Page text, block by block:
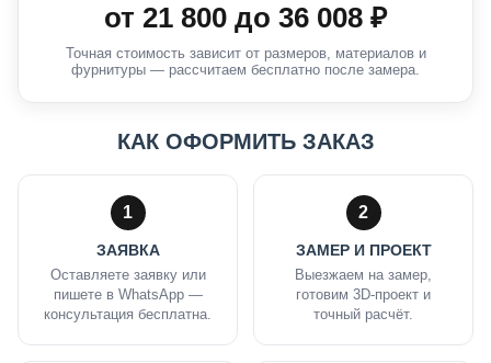
от 21 800 до 36 008 ₽
Точная стоимость зависит от размеров, материалов и
фурнитуры — рассчитаем бесплатно после замера.
КАК ОФОРМИТЬ ЗАКАЗ
1
ЗАЯВКА
Оставляете заявку или
пишете в WhatsApp —
консультация бесплатна.
2
ЗАМЕР И ПРОЕКТ
Выезжаем на замер,
готовим 3D-проект и
точный расчёт.